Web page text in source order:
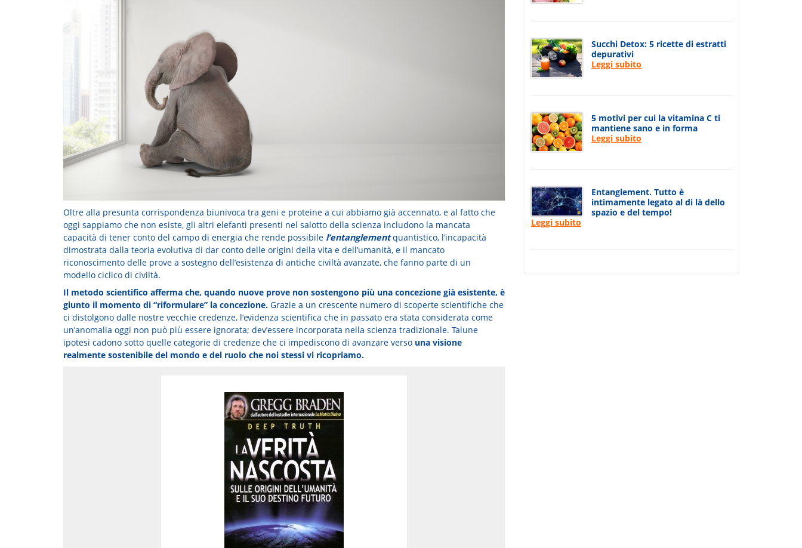
Oltre alla presunta corrispondenza biunivoca tra geni e proteine a cui abbiamo già accennato, e al fatto che
oggi sappiamo che non esiste, gli altri elefanti presenti nel salotto della scienza includono la mancata
capacità di tener conto del campo di energia che rende possibile l’entanglement quantistico, l’incapacità
dimostrata dalla teoria evolutiva di dar conto delle origini della vita e dell’umanità, e il mancato
riconoscimento delle prove a sostegno dell’esistenza di antiche civiltà avanzate, che fanno parte di un
modello ciclico di civiltà.
Il metodo scientifico afferma che, quando nuove prove non sostengono più una concezione già esistente, è
giunto il momento di “riformulare” la concezione.Grazie a un crescente numero di scoperte scientifiche che
ci distolgono dalle nostre vecchie credenze, l’evidenza scientifica che in passato era stata considerata come
un’anomalia oggi non può più essere ignorata; dev’essere incorporata nella scienza tradizionale. Talune
ipotesi cadono sotto quelle categorie di credenze che ci impediscono di avanzare verso una visione
realmente sostenibile del mondo e del ruolo che noi stessi vi ricopriamo.
Succhi Detox: 5 ricette di estratti
depurativi
Leggi subito
5 motivi per cui la vitamina C ti
mantiene sano e in forma
Leggi subito
Entanglement. Tutto è
intimamente legato al di là dello
spazio e del tempo!
Leggi subito